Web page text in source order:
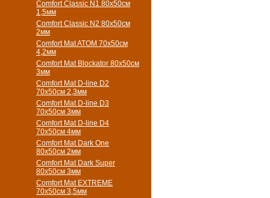
Comfort Classic N1 80x50см
1,5мм
Comfort Classic N2 80x50см
2мм
Comfort Mat ATOM 70x50см
4,2мм
Comfort Mat Blockator 80х50см
3мм
Comfort Mat D-line D2
70х50см 2,3мм
Comfort Mat D-line D3
70х50см 3мм
Comfort Mat D-line D4
70х50см 4мм
Comfort Mat Dark One
80x50см 2мм
Comfort Mat Dark Super
80x50см 3мм
Comfort Mat EXTREME
70x50см 3,5мм